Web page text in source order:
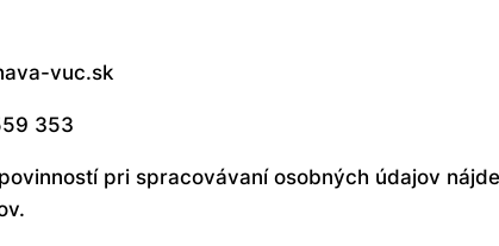
vuc.sk
353
pri spracovávaní osobných údajov